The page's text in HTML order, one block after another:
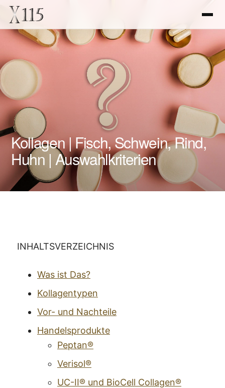
Kollagen | Fisch, Schwein, Rind,
Huhn | Auswahlkriterien
INHALTSVERZEICHNIS
Was ist Das?
Kollagentypen
Vor- und Nachteile
Handelsprodukte
Peptan®
Verisol®
UC-II® und BioCell Collagen®